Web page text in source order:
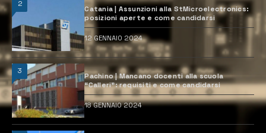
2
Catania | Assunzioni alla StMicroelectronics:
posizioni aperte e come candidarsi
12 GENNAIO 2024
3
Pachino | Mancano docenti alla scuola
“Calleri”: requisiti e come candidarsi
18 GENNAIO 2024